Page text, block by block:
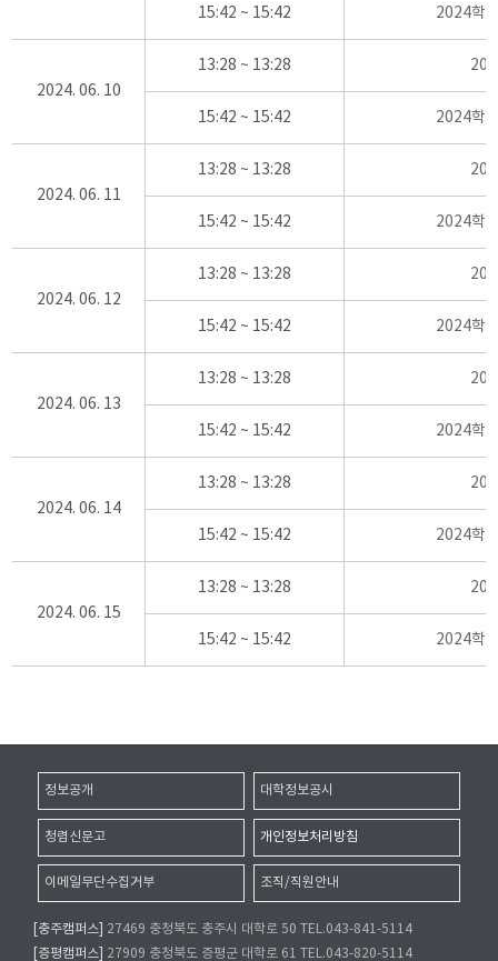
15:42 ~ 15:42 2024학
2024. 06. 10
13:28 ~ 13:28
15:42 ~ 15:42 2024학
2024. 06. 11
13:28 ~ 13:28
15:42 ~ 15:42 2024학
2024. 06. 12
13:28 ~ 13:28
15:42 ~ 15:42 2024학
2024. 06. 13
13:28 ~ 13:28
15:42 ~ 15:42 2024학
2024. 06. 14
13:28 ~ 13:28
15:42 ~ 15:42 2024학
2024. 06. 15
13:28 ~ 13:28
15:42 ~ 15:42 2024학
정보공개 대학정보공시
청렴신문고 개인정보처리방침
이메일무단수집거부 조직/직원안내
[충주캠퍼스]
27469 충청북도 충주시 대학로 50 TEL.043-841-5114
[증평캠퍼스]
27909 충청북도 증평군 대학로 61 TEL.043-820-5114